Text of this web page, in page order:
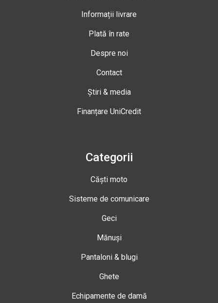
Informații livrare
Plată în rate
Despre noi
Contact
Știri & media
Finanțare UniCredit
Categorii
Căști moto
Sisteme de comunicare
Geci
Mănuși
Pantaloni & blugi
Ghete
Echipamente de damă